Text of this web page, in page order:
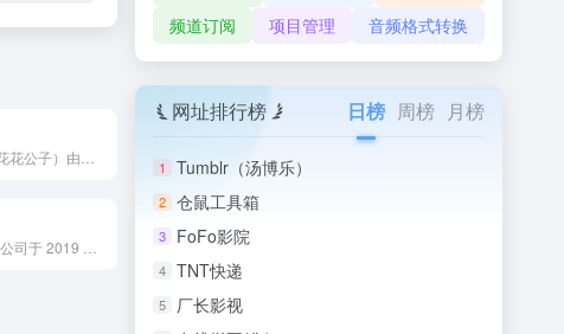
频道订阅
项目管理 音频格式转换
网址排行榜 日榜 周榜 月榜
1 Tumblr（汤博乐）
2 仓鼠工具箱
3 FoFo影院
4 TNT快递
5 厂长影视